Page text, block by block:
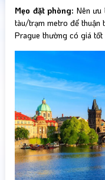
Mẹo đặt phòng: Nên ưu
tàu/trạm metro để thuận
Prague thường có giá tốt